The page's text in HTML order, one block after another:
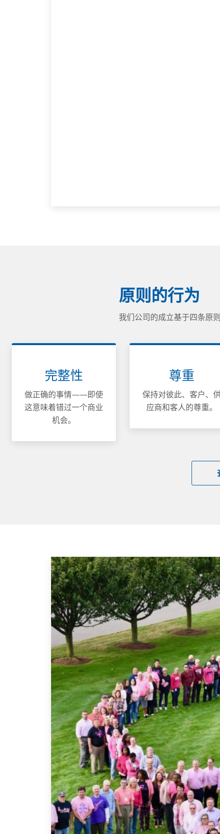
原则的行为
我们公司的成立基于四条原
完整性
做正确的事情——即使
这意味着错过一个商业
机会。
尊重
保持对彼此、客户、
应商和客人的尊重。